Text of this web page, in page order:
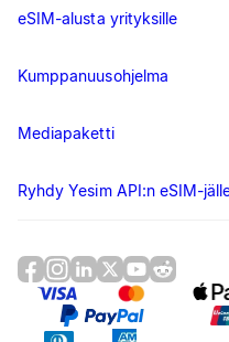
eSIM-alusta yrityksille
Kumppanuusohjelma
Mediapaketti
Ryhdy Yesim API:n eSIM-